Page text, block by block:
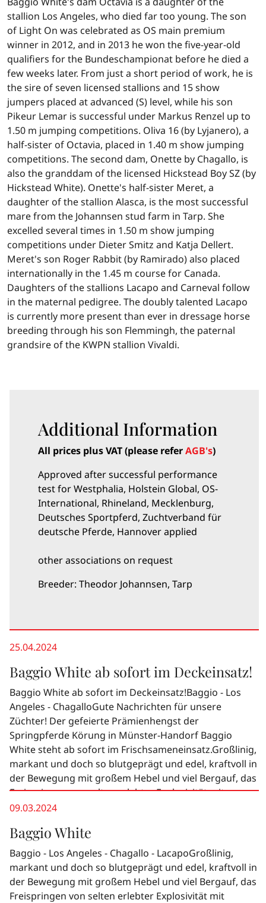
stallion Los Angeles, who died far too young. The son
of Light On was celebrated as OS main premium
winner in 2012, and in 2013 he won the five-year-old
qualifiers for the Bundeschampionat before he died a
few weeks later. From just a short period of work, he is
the sire of seven licensed stallions and 15 show
jumpers placed at advanced (S) level, while his son
Pikeur Lemar is successful under Markus Renzel up to
1.50 m jumping competitions. Oliva 16 (by Lyjanero), a
half-sister of Octavia, placed in 1.40 m show jumping
competitions. The second dam, Onette by Chagallo, is
also the granddam of the licensed Hickstead Boy SZ (by
Hickstead White). Onette's half-sister Meret, a
daughter of the stallion Alasca, is the most successful
mare from the Johannsen stud farm in Tarp. She
excelled several times in 1.50 m show jumping
competitions under Dieter Smitz and Katja Dellert.
Meret's son Roger Rabbit (by Ramirado) also placed
internationally in the 1.45 m course for Canada.
Daughters of the stallions Lacapo and Carneval follow
in the maternal pedigree. The doubly talented Lacapo
is currently more present than ever in dressage horse
breeding through his son Flemmingh, the paternal
grandsire of the KWPN stallion Vivaldi.
Additional Information
All prices plus VAT (please referAGB's)
Approved after successful performance
test for Westphalia, Holstein Global, OS-
International, Rhineland, Mecklenburg,
Deutsches Sportpferd, Zuchtverband für
deutsche Pferde, Hannover applied
other associations on request
Breeder: Theodor Johannsen, Tarp
25.04.2024
Baggio White ab sofort im Deckeinsatz!
Baggio White ab sofort im Deckeinsatz!Baggio - Los
Angeles - ChagalloGute Nachrichten für unsere
Züchter! Der gefeierte Prämienhengst der
Springpferde Körung in Münster-Handorf Baggio
White steht ab sofort im Frischsameneinsatz.Großlinig,
markant und doch so blutgeprägt und edel, kraftvoll in
der Bewegung mit großem Hebel und viel Bergauf, das
Freispringen von selten erlebter Explosivität mit
geradezu grenzenlosem Vermögen – so verlief Baggio
Hauptkörung in Münster-Handorf 2023 bis zur
Auszeichnung als Prämienhengst. Das weckt
Erinnerungen, denn genau so schickte sich auch der
Vater Baggio vor wenigen Jahren von Neumünster aus
an, die Sport- und Zuchtwelt für sich zu erobern.
09.03.2024
Baggio White
Baggio - Los Angeles - Chagallo - LacapoGroßlinig,
markant und doch so blutgeprägt und edel, kraftvoll in
der Bewegung mit großem Hebel und viel Bergauf, das
Freispringen von selten erlebter Explosivität mit